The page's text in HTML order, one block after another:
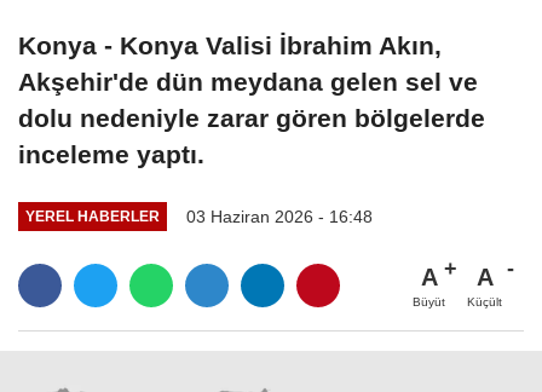
Konya - Konya Valisi İbrahim Akın,
Akşehir'de dün meydana gelen sel ve
dolu nedeniyle zarar gören bölgelerde
inceleme yaptı.
YEREL HABERLER 03 Haziran 2026 - 16:48
A
Büyüt
A
Küçült